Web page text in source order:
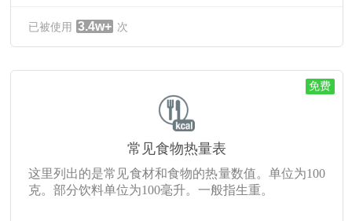
已被使用 3.4w+ 次
免费
常见食物热量表
这里列出的是常见食材和食物的热量数值。单位为100
克。部分饮料单位为100毫升。一般指生重。